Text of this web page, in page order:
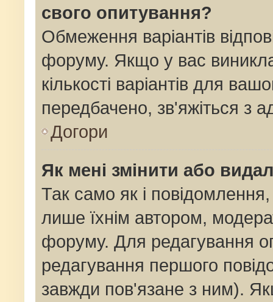
свого опитування?
Обмеження варіантів
форуму. Якщо у вас виникла
кількості варіантів для
передбачено, зв'яжіться з
Догори
Як мені змінити або
Так само як і
лише їхнім автором,
форуму. Для редагування
редагування першого
завжди пов'язане з ним).